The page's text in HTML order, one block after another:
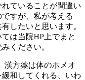
ていることが間違い
すが、私が考える
したいと思います。
は当院HP上でまと
ください。
漢方薬は体のホメオ
和してくれる、いわ